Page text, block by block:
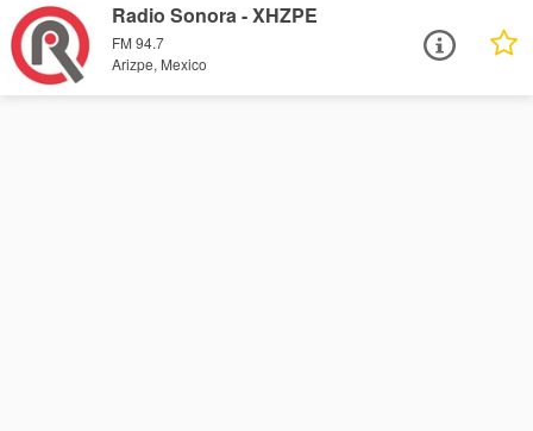
Radio Sonora - XHZPE
FM 94.7
Arizpe, Mexico